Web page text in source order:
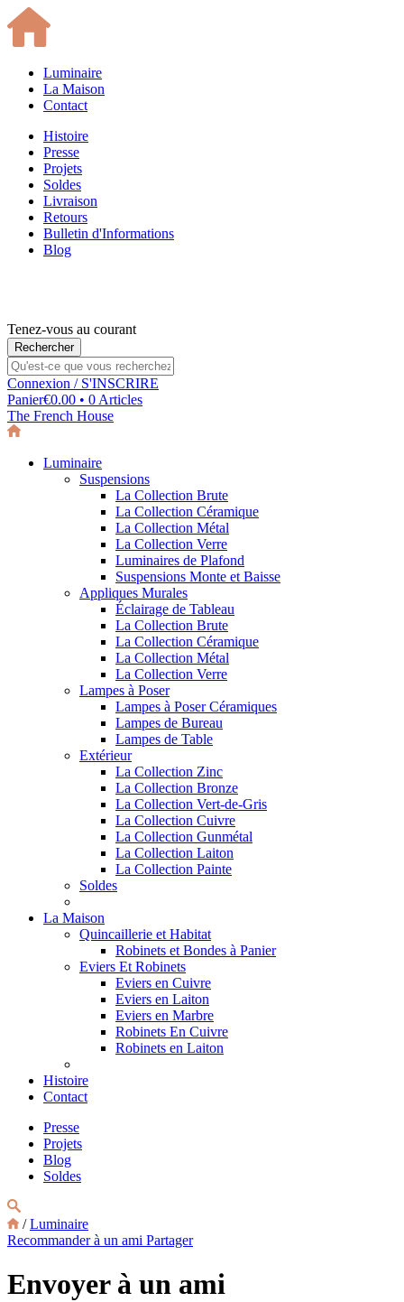
Luminaire
La Maison
Contact
Histoire
Presse
Projets
Soldes
Livraison
Retours
Bulletin d'Informations
Blog
Tenez-vous au courant
Connexion / S'INSCRIRE
Panier€0.00 • 0 Articles
The French House
Luminaire
Suspensions
La Collection Brute
La Collection Céramique
La Collection Métal
La Collection Verre
Luminaires de Plafond
Suspensions Monte et Baisse
Appliques Murales
Éclairage de Tableau
La Collection Brute
La Collection Céramique
La Collection Métal
La Collection Verre
Lampes à Poser
Lampes à Poser Céramiques
Lampes de Bureau
Lampes de Table
Extérieur
La Collection Zinc
La Collection Bronze
La Collection Vert-de-Gris
La Collection Cuivre
La Collection Gunmétal
La Collection Laiton
La Collection Painte
Soldes
La Maison
Quincaillerie et Habitat
Robinets et Bondes à Panier
Eviers Et Robinets
Eviers en Cuivre
Eviers en Laiton
Eviers en Marbre
Robinets En Cuivre
Robinets en Laiton
Histoire
Contact
Presse
Projets
Blog
Soldes
/Luminaire
Recommander à un ami Partager
Envoyer à un ami